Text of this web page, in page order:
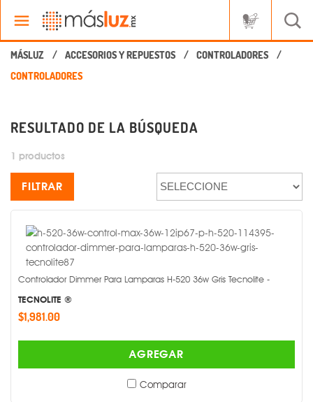
ACCESORIOS Y REPUESTOS CONTROLADORES
RESULTADO DE LA BÚSQUEDA
1 productos
FILTRAR
Controlador Dimmer Para Lamparas H-520 36w Gris Tecnolite -
TECNOLITE ®
$1,981.00
AGREGAR
Comparar